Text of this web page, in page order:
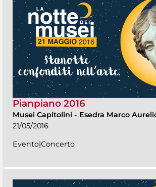
Pianpiano 2016
Musei Capitolini - Esedra Marco
21/05/2016
Evento|Concerto